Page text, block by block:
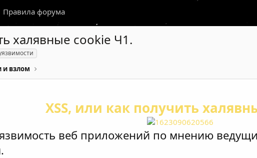
Правила форума
халявные cookie Ч1.
и взлом
XSS, или как получить
веб приложений по мнению